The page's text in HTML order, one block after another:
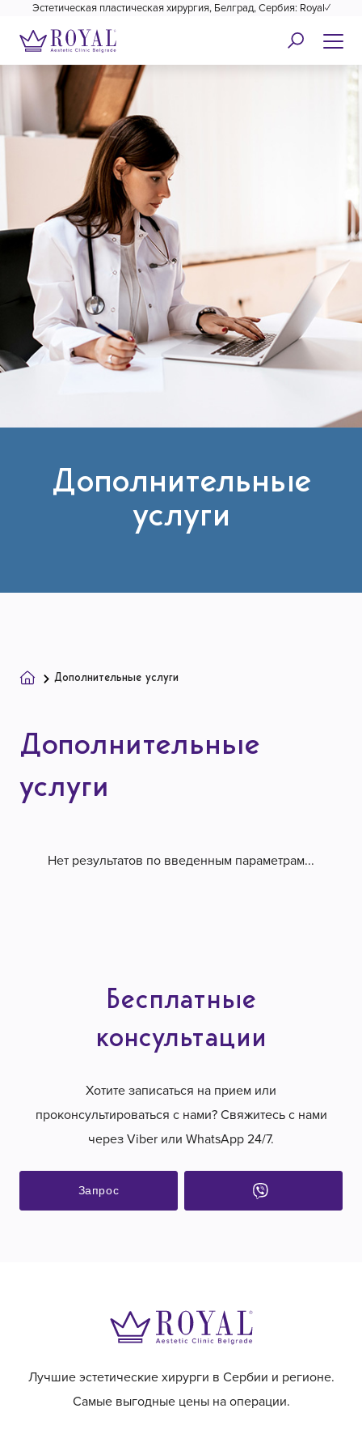
Эстетическая пластическая хирургия, Белград, Сербия: Royal✓
Дополнительные
услуги
Дополнительные услуги
Дополнительные
услуги
Нет результатов по введенным параметрам...
Бесплатные
консультации
Хотите записаться на прием или
проконсультироваться с нами? Свяжитесь с нами
через Viber или WhatsApp 24/7.
Запрос
Лучшие эстетические хирурги в Сербии и регионе.
Самые выгодные цены на операции.